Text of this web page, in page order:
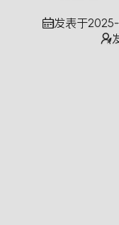
发表于